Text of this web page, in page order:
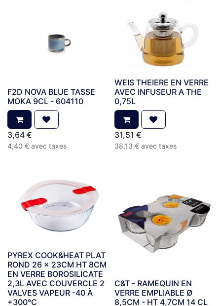
F2D NOVA BLUE TASSE
MOKA 9CL - 604110
3,64 €
4,40 € avec taxes
WEIS THEIERE EN VERRE
AVEC INFUSEUR A THE
0,75L
31,51 €
38,13 € avec taxes
PYREX COOK&HEAT PLAT
ROND 26 x 23CM HT 8CM
EN VERRE BOROSILICATE
2,3L AVEC COUVERCLE 2
VALVES VAPEUR -40 À
+300°C
C&T - RAMEQUIN EN
VERRE EMPLIABLE Ø
8,5CM - HT 4,7CM 14 CL